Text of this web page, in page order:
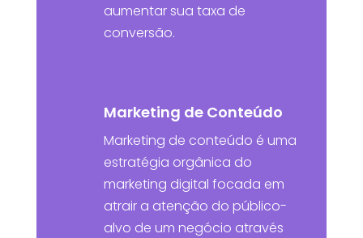
aumentar sua taxa de
conversão.
Marketing de Conteúdo
Marketing de conteúdo é uma
estratégia orgânica do
marketing digital focada em
atrair a atenção do público-
alvo de um negócio através